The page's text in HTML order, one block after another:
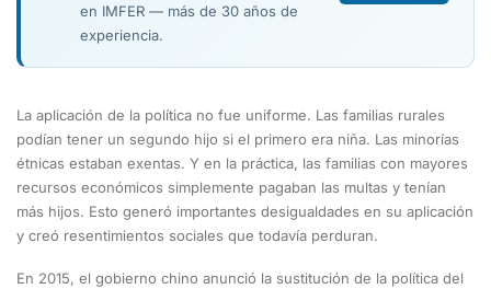
en IMFER — más de 30 años de
experiencia.
La aplicación de la política no fue uniforme. Las familias rurales
podían tener un segundo hijo si el primero era niña. Las minorías
étnicas estaban exentas. Y en la práctica, las familias con mayores
recursos económicos simplemente pagaban las multas y tenían
más hijos. Esto generó importantes desigualdades en su aplicación
y creó resentimientos sociales que todavía perduran.
En 2015, el gobierno chino anunció la sustitución de la política del